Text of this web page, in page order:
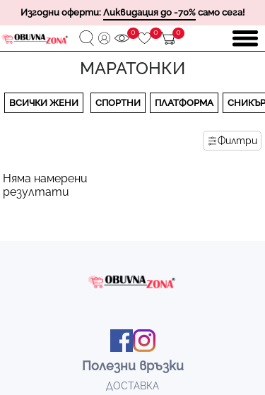
Изгодни оферти: Ликвидация до -70% само сега!
0 0 0
МАРАТОНКИ
ВСИЧКИ ЖЕНИ СПОРТНИ ПЛАТФОРМА
Филтри
Няма намерени
резултати
Полезни връзки
ДОСТАВКА